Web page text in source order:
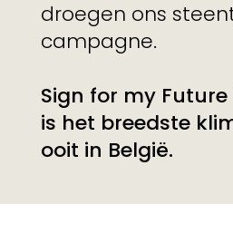
droegen ons
campagne.
Sign for my
is het breedste
ooit in België.